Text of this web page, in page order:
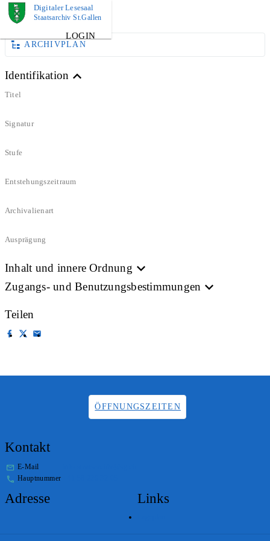
Digitaler Lesesaal
Staatsarchiv St.Gallen
LOGIN
DOKUMENT
ARCHIVPLAN
Identifikation
Titel
Signatur
Stufe
Entstehungszeitraum
Archivalienart
Ausprägung
Inhalt und innere Ordnung
Zugangs- und Benutzungsbestimmungen
Teilen
ÖFFNUNGSZEITEN
Kontakt
E-Mail
Hauptnummer
Adresse Links